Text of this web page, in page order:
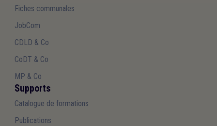
Fiches communales
JobCom
CDLD & Co
CoDT & Co
MP & Co
Supports
Catalogue de formations
Publications